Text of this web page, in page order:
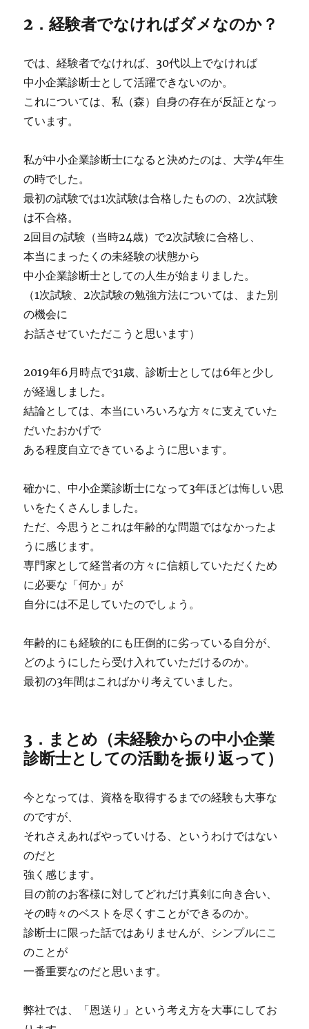
2．経験者でなければダメなのか？
では、経験者でなければ、30代以上でなければ
中小企業診断士として活躍できないのか。
これについては、私（森）自身の存在が反証となっ
ています。
私が中小企業診断士になると決めたのは、大学4年生
の時でした。
最初の試験では1次試験は合格したものの、2次試験
は不合格。
2回目の試験（当時24歳）で2次試験に合格し、
本当にまったくの未経験の状態から
中小企業診断士としての人生が始まりました。
（1次試験、2次試験の勉強方法については、また別
の機会に
お話させていただこうと思います）
2019年6月時点で31歳、診断士としては6年と少し
が経過しました。
結論としては、本当にいろいろな方々に支えていた
だいたおかげで
ある程度自立できているように思います。
確かに、中小企業診断士になって3年ほどは悔しい思
いをたくさんしました。
ただ、今思うとこれは年齢的な問題ではなかったよ
うに感じます。
専門家として経営者の方々に信頼していただくため
に必要な「何か」が
自分には不足していたのでしょう。
年齢的にも経験的にも圧倒的に劣っている自分が、
どのようにしたら受け入れていただけるのか。
最初の3年間はこればかり考えていました。
3．まとめ（未経験からの中小企業
診断士としての活動を振り返って）
今となっては、資格を取得するまでの経験も大事な
のですが、
それさえあればやっていける、というわけではない
のだと
強く感じます。
目の前のお客様に対してどれだけ真剣に向き合い、
その時々のベストを尽くすことができるのか。
診断士に限った話ではありませんが、シンプルにこ
のことが
一番重要なのだと思います。
弊社では、「恩送り」という考え方を大事にしてお